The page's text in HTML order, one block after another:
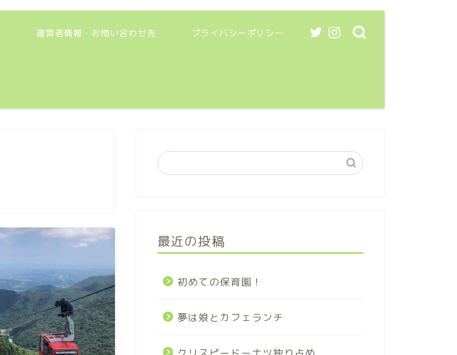
運営者情報・お問い合わせ先 プライバシーポリシー
最近の投稿
初めての保育園！
夢は娘とカフェランチ